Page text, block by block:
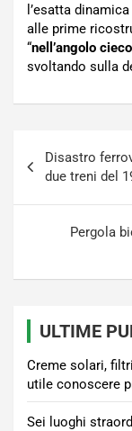
l’esatta
alle prime
“nell’angolo cieco
svoltando sulla
articoli
Disastro
due treni del
Pergola
ULTIME
Creme solari,
utile conoscere
Sei luoghi